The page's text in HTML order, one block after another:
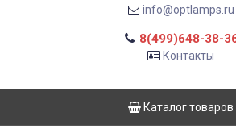
info@optlamps.ru
8(499)648-38-
Контакты
Каталог товаров